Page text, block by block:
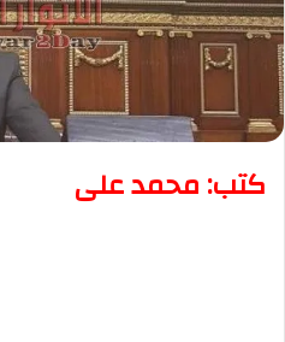
كتب: محمد على